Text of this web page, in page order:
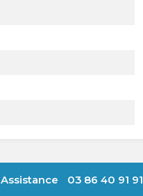
Assistance 03 86 40 91 91